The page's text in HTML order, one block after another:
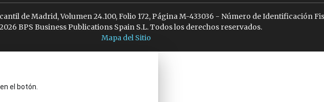
de Madrid, Volumen 24.100, Folio 172, Página M-433036 - Número de Identificación
BPS Business Publications Spain S.L. Todos los derechos reservados.
Mapa del Sitio
el botón.